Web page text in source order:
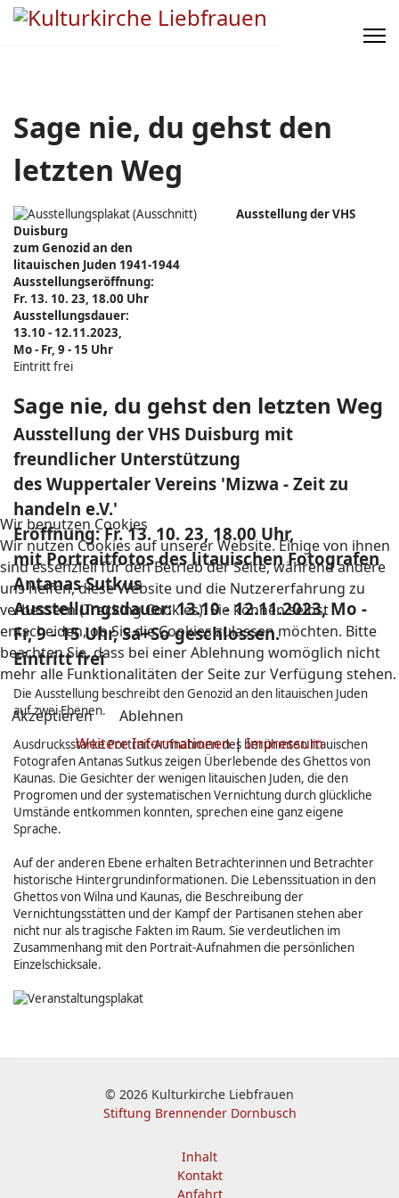
Sage nie, du gehst den
letzten Weg
Ausstellung der VHS
Duisburg
zum Genozid an den
litauischen Juden 1941-1944
Ausstellungseröffnung:
Fr. 13. 10. 23, 18.00 Uhr
Ausstellungsdauer:
13.10 - 12.11.2023,
Mo - Fr, 9 - 15 Uhr
Eintritt frei
Sage nie, du gehst den letzten Weg
Ausstellung der VHS Duisburg mit
freundlicher Unterstützung
des Wuppertaler Vereins 'Mizwa - Zeit zu
handeln e.V.'
Eröffnung: Fr. 13. 10. 23, 18.00 Uhr,
mit Portraitfotos des litauischen Fotografen
Antanas Sutkus
Ausstellungsdauer: 13.10 - 12.11.2023, Mo -
Fr, 9 - 15 Uhr, Sa+So geschlossen.
Eintritt frei
Die Ausstellung beschreibt den Genozid an den litauischen Juden
auf zwei Ebenen.
Ausdrucksstarke Portrait-Aufnahmen des berühmten litauischen
Fotografen Antanas Sutkus zeigen Überlebende des Ghettos von
Kaunas. Die Gesichter der wenigen litauischen Juden, die den
Progromen und der systematischen Vernichtung durch glückliche
Umstände entkommen konnten, sprechen eine ganz eigene
Sprache.
Auf der anderen Ebene erhalten Betrachterinnen und Betrachter
historische Hintergrundinformationen. Die Lebenssituation in den
Ghettos von Wilna und Kaunas, die Beschreibung der
Vernichtungsstätten und der Kampf der Partisanen stehen aber
nicht nur als tragische Fakten im Raum. Sie verdeutlichen im
Zusammenhang mit den Portrait-Aufnahmen die persönlichen
Einzelschicksale.
© 2026 Kulturkirche Liebfrauen
Stiftung Brennender Dornbusch
Inhalt
Kontakt
Anfahrt
Wir benutzen Cookies
Wir nutzen Cookies auf unserer Website. Einige von ihnen
sind essenziell für den Betrieb der Seite, während andere
uns helfen, diese Website und die Nutzererfahrung zu
verbessern (Tracking Cookies). Sie können selbst
entscheiden, ob Sie die Cookies zulassen möchten. Bitte
beachten Sie, dass bei einer Ablehnung womöglich nicht
mehr alle Funktionalitäten der Seite zur Verfügung stehen.
Akzeptieren
Ablehnen
Weitere Informationen|Impressum